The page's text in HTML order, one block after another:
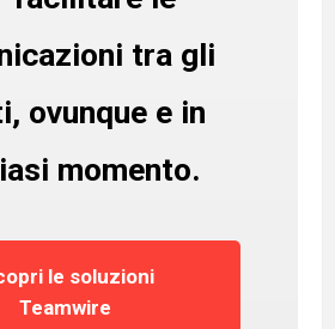
tra gli
ovunque e in
momento.
le soluzioni
Teamwire